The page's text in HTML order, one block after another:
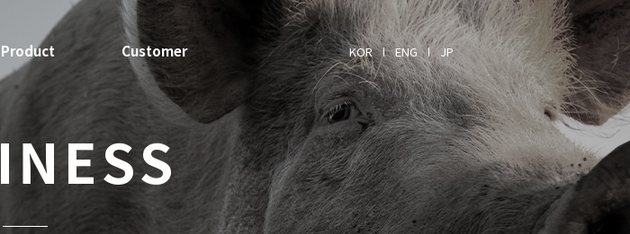
Product Customer KOR ENG JP
I NESS